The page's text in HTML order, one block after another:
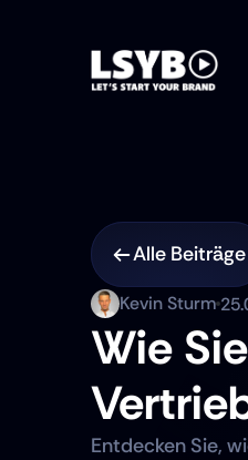
Alle Beiträge
Kevin Sturm
Wie
Entdecken Sie,